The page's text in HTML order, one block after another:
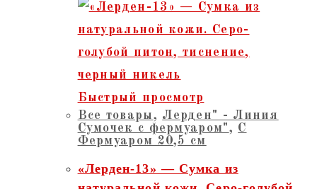
Быстрый просмотр
Все товары, Лерден" - Линия
Сумочек с фермуаром", С
Фермуаром 20,5 см
«Лерден-13» — Сумка из